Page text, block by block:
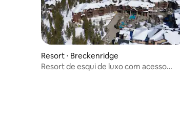
Resort ⋅ Breckenridge
Resort de esqui de luxo com acesso